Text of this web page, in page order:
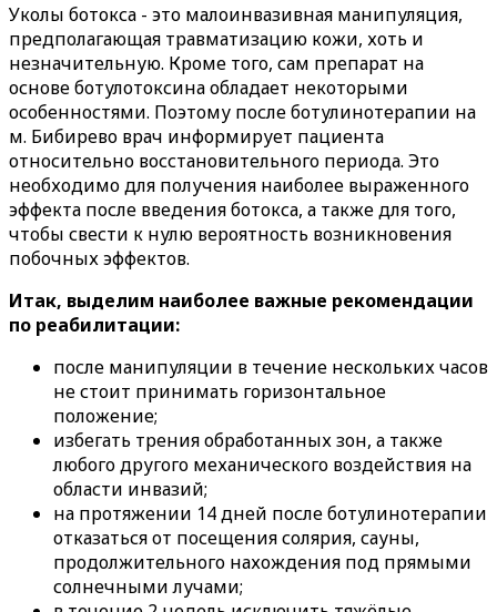
Уколы ботокса - это малоинвазивная манипуляция,
предполагающая травматизацию кожи, хоть и
незначительную. Кроме того, сам препарат на
основе ботулотоксина обладает некоторыми
особенностями. Поэтому после ботулинотерапии на
м. Бибирево врач информирует пациента
относительно восстановительного периода. Это
необходимо для получения наиболее выраженного
эффекта после введения ботокса, а также для того,
чтобы свести к нулю вероятность возникновения
побочных эффектов.
Итак, выделим наиболее важные рекомендации
по реабилитации:
после манипуляции в течение нескольких часов
не стоит принимать горизонтальное
положение;
избегать трения обработанных зон, а также
любого другого механического воздействия на
области инвазий;
на протяжении 14 дней после ботулинотерапии
отказаться от посещения солярия, сауны,
продолжительного нахождения под прямыми
солнечными лучами;